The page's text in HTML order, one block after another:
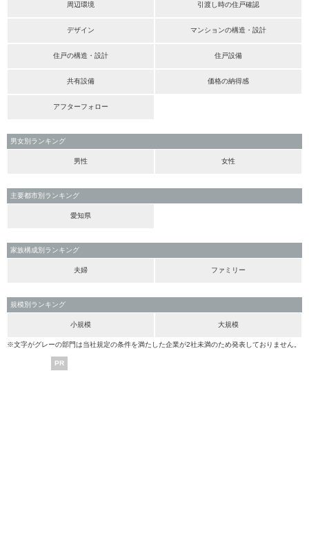
周辺環境 引渡し時の住戸確認
デザイン マンションの構造・設計
住戸の構造・設計 住戸設備
共有設備 価格の納得感
アフターフォロー
男女別ランキング
男性 女性
主要都市別ランキング
愛知県
家族構成別ランキング
夫婦 ファミリー
規模別ランキング
小規模 大規模
※文字がグレーの部門は当社規定の条件を満たした企業が2社未満のため発表しておりません。
PR